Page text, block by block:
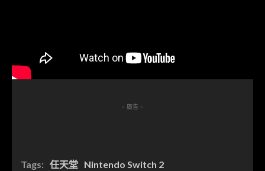
- 廣告 -
Tags: 任天堂 Nintendo Switch 2